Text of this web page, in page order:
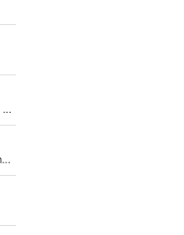
Mercato - OM - «Dès que je prends un club, je t’appellerai» : La promesse de Marcelino au moment de claquer la porte
Victime de racisme contre Murray, Kyrgios pousse un énorme coup de gueule !